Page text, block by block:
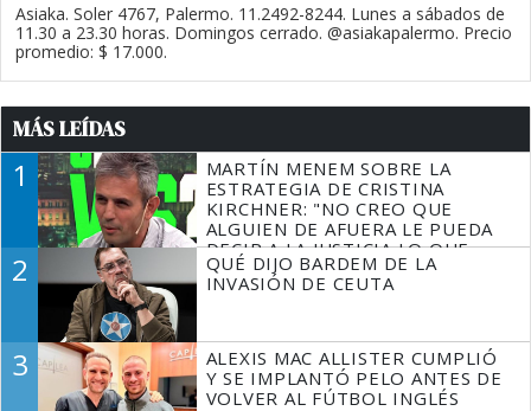
Asiaka. Soler 4767, Palermo. 11.2492-8244. Lunes a sábados de
11.30 a 23.30 horas. Domingos cerrado. @asiakapalermo. Precio
promedio: $ 17.000.
MÁS LEÍDAS
1
MARTÍN MENEM SOBRE LA
ESTRATEGIA DE CRISTINA
KIRCHNER: "NO CREO QUE
ALGUIEN DE AFUERA LE PUEDA
DECIR A LA JUSTICIA LO QUE
TIENE QUE HACER"
2
QUÉ DIJO BARDEM DE LA
INVASIÓN DE CEUTA
3
ALEXIS MAC ALLISTER CUMPLIÓ
Y SE IMPLANTÓ PELO ANTES DE
VOLVER AL FÚTBOL INGLÉS